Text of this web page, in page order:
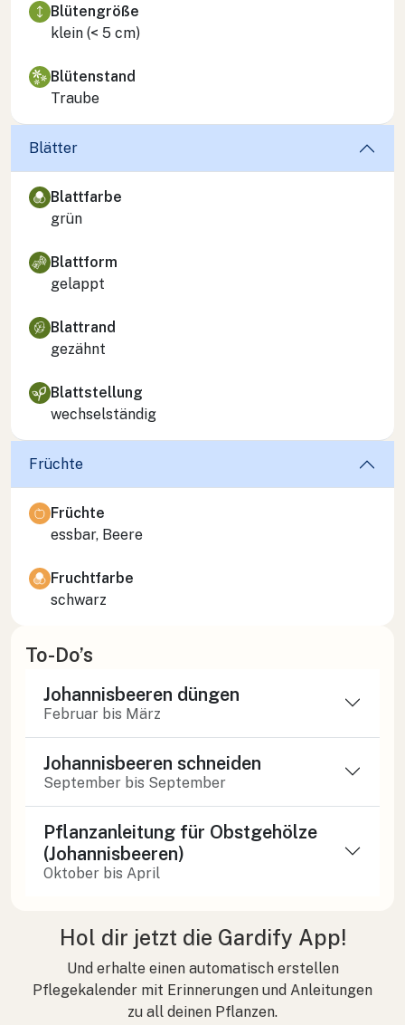
Blütengröße
klein (< 5 cm)
Blütenstand
Traube
Blätter
Blattfarbe
grün
Blattform
gelappt
Blattrand
gezähnt
Blattstellung
wechselständig
Früchte
Früchte
essbar, Beere
Fruchtfarbe
schwarz
To-Do’s
Johannisbeeren düngen
Februar bis März
Johannisbeeren schneiden
September bis September
Pflanzanleitung für Obstgehölze
(Johannisbeeren)
Oktober bis April
Hol dir jetzt die Gardify App!
Und erhalte einen automatisch erstellen
Pflegekalender mit Erinnerungen und Anleitungen
zu all deinen Pflanzen.